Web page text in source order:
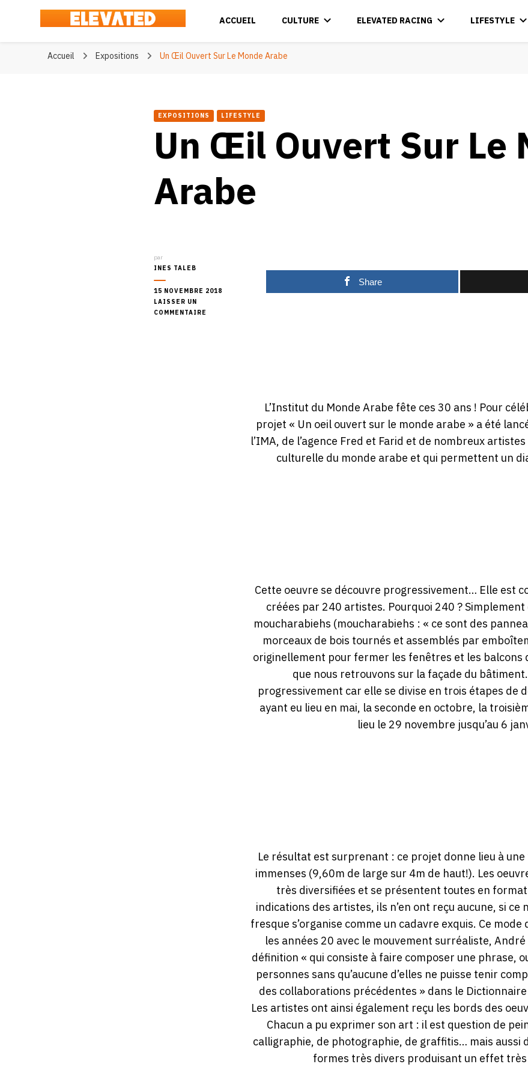
Elevated
ACCUEIL CULTURE ELEVATED RACING LIFESTYLE
Accueil Expositions Un Œil Ouvert Sur Le Monde Arabe
EXPOSITIONS LIFESTYLE
Un Œil Ouvert Sur Le
Arabe
par
INES TALEB
15 NOVEMBRE 2018
LAISSER UN
COMMENTAIRE
Share
L’Institut du Monde Arabe fête ces 30 ans ! Pour
projet « Un oeil ouvert sur le monde arabe » a été
l’IMA, de l’agence Fred et Farid et de nombreux
culturelle du monde arabe et qui permettent un
Cette oeuvre se découvre progressivement… Elle est
créées par 240 artistes. Pourquoi 240 ? Simplement
moucharabiehs (moucharabiehs : « ce sont des
morceaux de bois tournés et assemblés par
originellement pour fermer les fenêtres et les balcons
que nous retrouvons sur la façade du
progressivement car elle se divise en trois étapes de
ayant eu lieu en mai, la seconde en octobre, la
lieu le 29 novembre jusqu’au 6
Le résultat est surprenant : ce projet donne lieu à
immenses (9,60m de large sur 4m de haut!). Les
très diversifiées et se présentent toutes en
indications des artistes, ils n’en ont reçu aucune, si ce
fresque s’organise comme un cadavre exquis. Ce
les années 20 avec le mouvement surréaliste,
définition « qui consiste à faire composer une phrase,
personnes sans qu’aucune d’elles ne puisse tenir
des collaborations précédentes » dans le
Les artistes ont ainsi également reçu les bords des
Chacun a pu exprimer son art : il est question de
calligraphie, de photographie, de graffitis… mais aussi
formes très divers produisant un effet